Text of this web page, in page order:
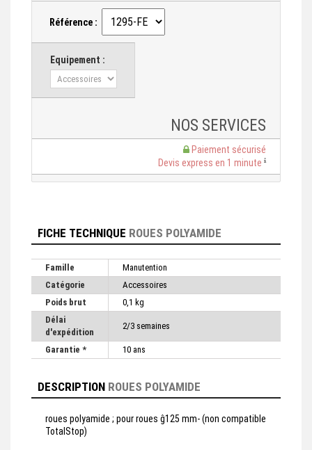
Référence :
Equipement :
NOS SERVICES
Paiement sécurisé
Devis express en 1 minute
FICHE TECHNIQUE ROUES POLYAMIDE
Famille
Manutention
Catégorie
Accessoires
Poids brut
0,1 kg
Délai
d'expédition
2/3 semaines
Garantie * 10 ans
DESCRIPTION ROUES POLYAMIDE
roues polyamide ; pour roues ĝ125 mm- (non compatible
TotalStop)